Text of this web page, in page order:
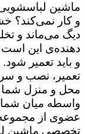
ماشین
و کار نمی‌کند؟
دیگ می‌ماند و
دهنده‌ی این
و باید تعمیر
تعمیر، نصب و
محل و منزل شما
واسطه میان شما
عضوی از